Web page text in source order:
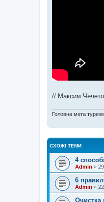
// Максим
Головна мета
СХОЖІ ТЕМИ
4
Admin »
6
Admin »
Очистка